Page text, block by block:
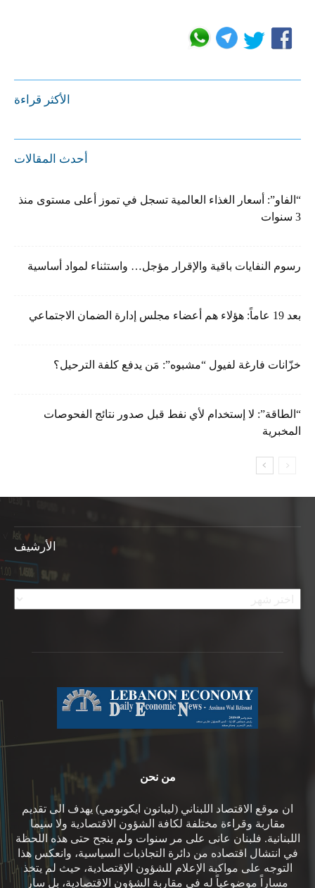
الأكثر قراءة
أحدث المقالات
“الفاو”: أسعار الغذاء العالمية تسجل في تموز أعلى مستوى منذ
3 سنوات
رسوم النفايات باقية والإقرار مؤجل… واستثناء لمواد أساسية
بعد 19 عاماً: هؤلاء هم أعضاء مجلس إدارة الضمان الاجتماعي
خزّانات فارغة لفيول “مشبوه”: مَن يدفع كلفة الترحيل؟
“الطاقة”: لا إستخدام لأي نفط قبل صدور نتائج الفحوصات
المخبرية
الأرشيف
الأرشيف
من نحن
ان موقع الاقتصاد اللبناني (ليبانون ايكونومي) يهدف الى تقديم
مقاربة وقراءة مختلفة لكافة الشؤون الاقتصادية ولا سيما
اللبنانية. فلبنان عانى على مر سنوات ولم ينجح حتى هذه اللحظة
في انتشال اقتصاده من دائرة التجاذبات السياسية، وانعكس هذا
التوجه على مواكبة الإعلام للشؤون الإقتصادية، حيث لم يتخذ
مساراً موضوعياً له في مقاربة الشؤون الاقتصادية، بل سار